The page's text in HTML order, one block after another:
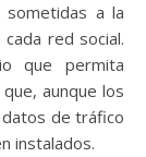
a la
red social.
que permita
aunque los
de tráfico
instalados.